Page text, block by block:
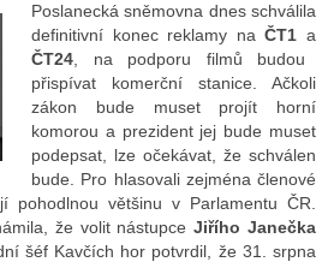
Poslanecká sněmovna dnes schválila
definitivní konec reklamy naČT1a
ČT24 , na podporu filmů budou
přispívat komerční stanice. Ačkoli
zákon bude muset projít horní
komorou a prezident jej bude muset
podepsat, lze očekávat, že schválen
bude. Pro hlasovali zejména členové
pohodlnou většinu v Parlamentu ČR.
že volit nástupceJiřího Janečka
šéf Kavčích hor potvrdil, že 31. srpna